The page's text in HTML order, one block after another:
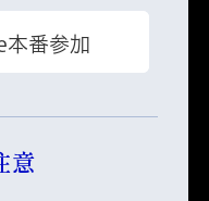
番参加
意